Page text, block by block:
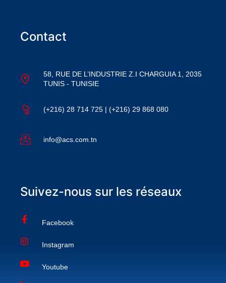
Contact
58, RUE DE L’INDUSTRIE Z.I CHARGUIA 1, 2035
TUNIS - TUNISIE
(+216) 28 714 725 | (+216) 29 868 080
info@acs.com.tn
Suivez-nous sur les réseaux
Facebook
Instagram
Youtube